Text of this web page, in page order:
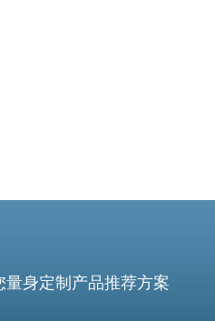
身定制产品推荐方案